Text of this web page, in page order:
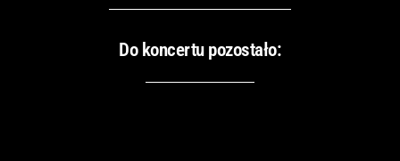
Do koncertu pozostało: